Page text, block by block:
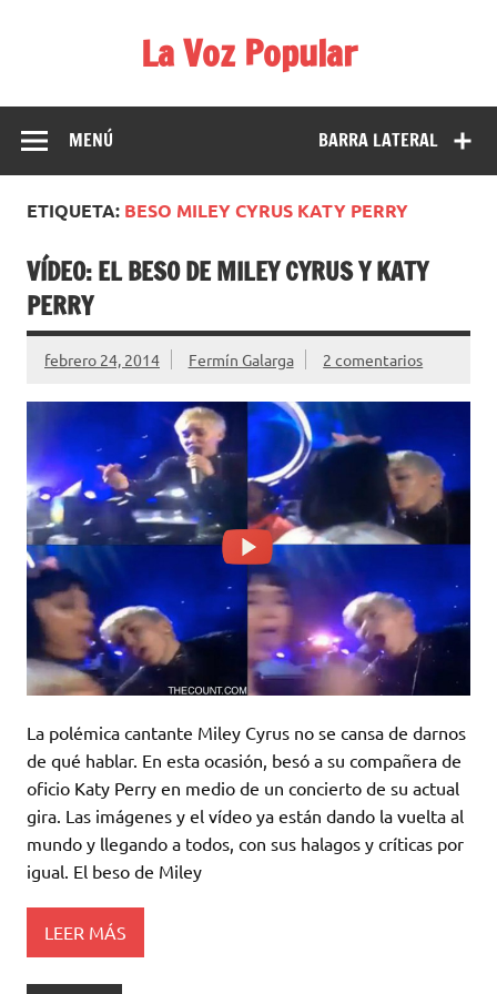
La Voz Popular
para reírse de las verdaderas.
BARRA LATERAL
MENÚ
ETIQUETA: BESO MILEY CYRUS KATY PERRY
VÍDEO: EL BESO DE MILEY CYRUS Y KATY
PERRY
febrero 24, 2014 Fermín Galarga 2 comentarios
La polémica cantante Miley Cyrus no se cansa de darnos
de qué hablar. En esta ocasión, besó a su compañera de
oficio Katy Perry en medio de un concierto de su actual
gira. Las imágenes y el vídeo ya están dando la vuelta al
mundo y llegando a todos, con sus halagos y críticas por
igual. El beso de Miley
LEER MÁS